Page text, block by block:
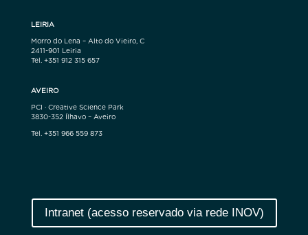
LEIRIA
Morro do Lena – Alto do Vieiro, C
2411-901 Leiria
Tel. +351 912 315 657
AVEIRO
PCI · Creative Science Park
3830-352 Ílhavo – Aveiro
Tel. +351 966 559 873
Intranet (acesso reservado via rede INOV)